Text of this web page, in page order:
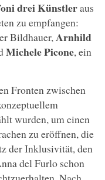
drei Künstleraus
zu empfangen:
Bildhauer, Arnhild
Michele Picone, ein
Fronten zwischen
wurden, um einen
zu eröffnen, die
der Inklusivität, den
del Furlo schon